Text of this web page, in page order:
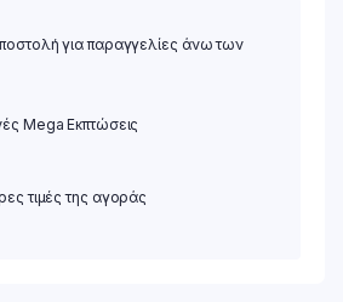
για παραγγελίες άνω των
Mega Εκπτώσεις
τιμές της αγοράς